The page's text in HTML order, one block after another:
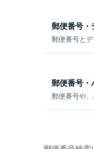
郵便番号
郵便番号と
郵便番号・
郵便番号や